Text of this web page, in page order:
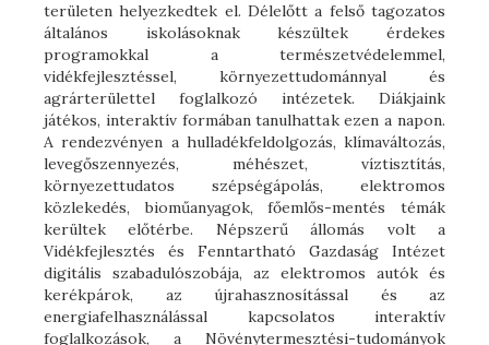
területen helyezkedtek el. Délelőtt a felső tagozatos
általános iskolásoknak készültek érdekes
programokkal a természetvédelemmel,
vidékfejlesztéssel, környezettudománnyal és
agrárterülettel foglalkozó intézetek. Diákjaink
játékos, interaktív formában tanulhattak ezen a napon.
A rendezvényen a hulladékfeldolgozás, klímaváltozás,
levegőszennyezés, méhészet, víztisztítás,
környezettudatos szépségápolás, elektromos
közlekedés, bioműanyagok, főemlős-mentés témák
kerültek előtérbe. Népszerű állomás volt a
Vidékfejlesztés és Fenntartható Gazdaság Intézet
digitális szabadulószobája, az elektromos autók és
kerékpárok, az újrahasznosítással és az
energiafelhasználással kapcsolatos interaktív
foglalkozások, a Növénytermesztési-tudományok